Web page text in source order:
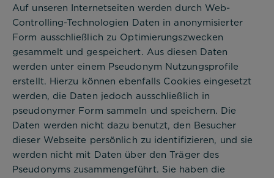
Auf unseren Internetseiten werden durch Web-
Controlling-Technologien Daten in anonymisierter
Form ausschließlich zu Optimierungszwecken
gesammelt und gespeichert. Aus diesen Daten
werden unter einem Pseudonym Nutzungsprofile
erstellt. Hierzu können ebenfalls Cookies eingesetzt
werden, die Daten jedoch ausschließlich in
pseudonymer Form sammeln und speichern. Die
Daten werden nicht dazu benutzt, den Besucher
dieser Webseite persönlich zu identifizieren, und sie
werden nicht mit Daten über den Träger des
Pseudonyms zusammengeführt. Sie haben die